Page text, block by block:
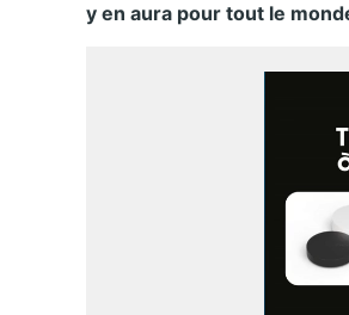
y en aura pour tout le